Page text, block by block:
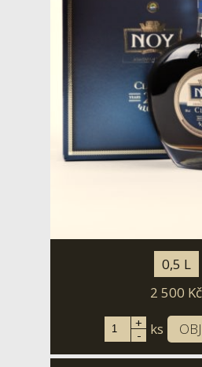
0,5 L
2 500 Kč
+
- ks